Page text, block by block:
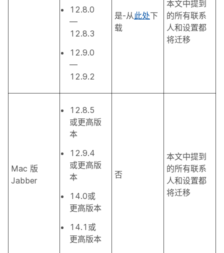
12.8.0
—
12.8.3
12.9.0
—
12.9.2
是-从 此处下
载
本文中提到
的所有联系
人和设置都
将迁移
Mac 版
Jabber
12.8.5
或更高版
本
12.9.4
或更高版
本
14.0或
更高版本
14.1或
更高版本
否
本文中提到
的所有联系
人和设置都
将迁移